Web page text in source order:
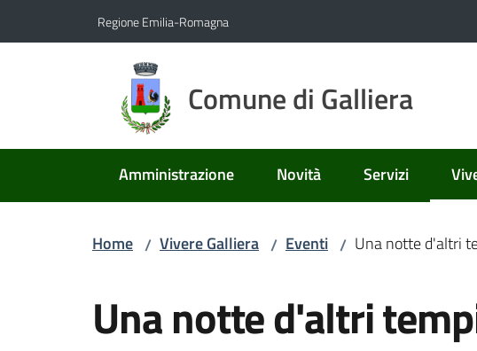
Regione Emilia-Romagna
Comune di Galliera
Amministrazione Novità Servizi
Home / Vivere Galliera / Eventi / Una notte d'altri
Una notte d'altri